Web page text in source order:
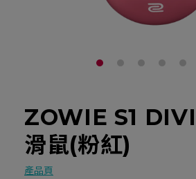
ZOWIE S1
滑鼠(粉紅)
產品頁